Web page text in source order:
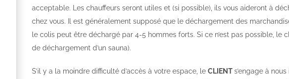
acceptable. Les chauffeurs seront utiles et (si possible), ils vous aideront à
chez vous. Il est généralement supposé que le déchargement des
le colis peut être déchargé par 4-5 hommes forts. Si ce n’est pas possible, le
de déchargement d’un sauna).
S’il y a la moindre difficulté d’accès à votre espace, le CLIENTs’engage à